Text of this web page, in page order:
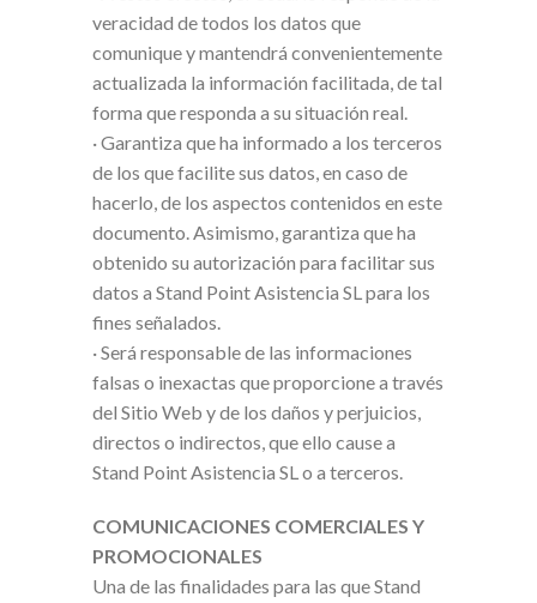
veracidad de todos los datos que
comunique y mantendrá convenientemente
actualizada la información facilitada, de tal
forma que responda a su situación real.
· Garantiza que ha informado a los terceros
de los que facilite sus datos, en caso de
hacerlo, de los aspectos contenidos en este
documento. Asimismo, garantiza que ha
obtenido su autorización para facilitar sus
datos a Stand Point Asistencia SL para los
fines señalados.
· Será responsable de las informaciones
falsas o inexactas que proporcione a través
del Sitio Web y de los daños y perjuicios,
directos o indirectos, que ello cause a
Stand Point Asistencia SL o a terceros.
COMUNICACIONES COMERCIALES Y
PROMOCIONALES
Una de las finalidades para las que Stand